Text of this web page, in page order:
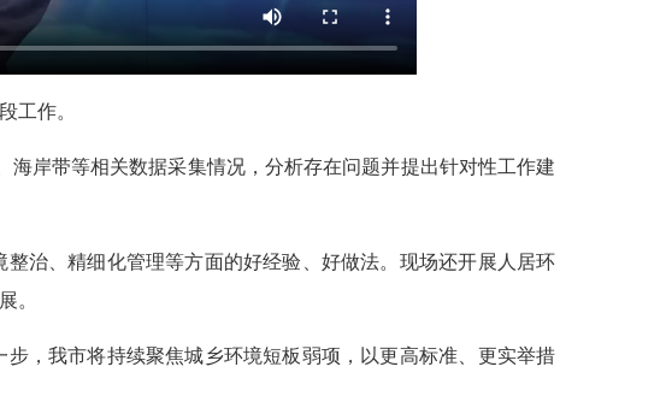
工作。
岸带等相关数据采集情况，分析存在问题并提出针对性工作建
治、精细化管理等方面的好经验、好做法。现场还开展人居环
。
，我市将持续聚焦城乡环境短板弱项，以更高标准、更实举措